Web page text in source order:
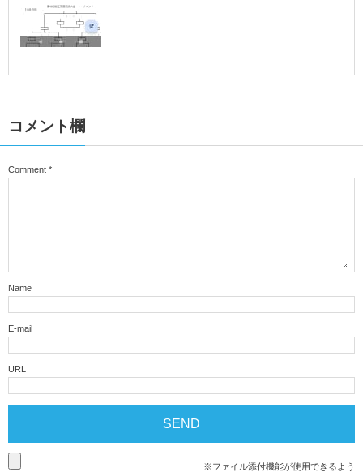
コメント欄
Comment *
Name
E-mail
URL
※ファイル添付機能が使用できるよう